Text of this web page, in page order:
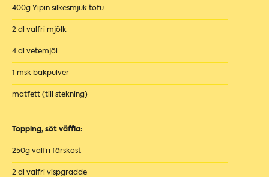
400g Yipin silkesmjuk tofu
2 dl valfri mjölk
4 dl vetemjöl
1 msk bakpulver
matfett (till stekning)
Topping, söt våffla:
250g valfri färskost
2 dl valfri vispgrädde